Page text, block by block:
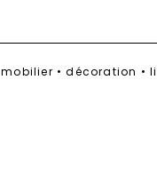
mobilier • décoration •